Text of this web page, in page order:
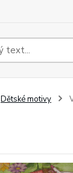
Dětské motivy